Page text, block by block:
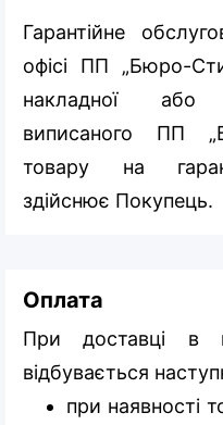
Гарантійне
офісі ПП „Бюро-
накладної або
виписаного ПП
товару на
здійснює Покупець.
Оплата
При доставці в
відбувається
при наявності